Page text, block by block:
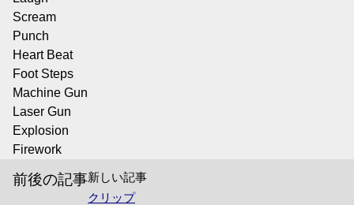
Scream
Punch
Heart Beat
Foot Steps
Machine Gun
Laser Gun
Explosion
Firework
前後の記事新しい記事
クリップ